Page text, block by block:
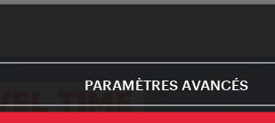
PARAMÈTRES AVANCÉS